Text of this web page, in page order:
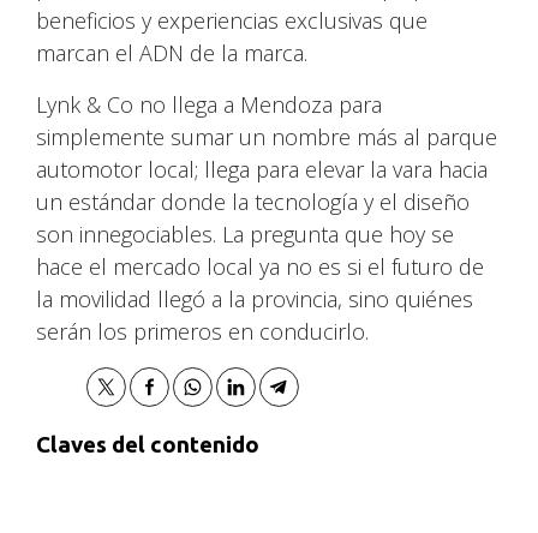
beneficios y experiencias exclusivas que
marcan el ADN de la marca.
Lynk & Co no llega a Mendoza para
simplemente sumar un nombre más al parque
automotor local; llega para elevar la vara hacia
un estándar donde la tecnología y el diseño
son innegociables. La pregunta que hoy se
hace el mercado local ya no es si el futuro de
la movilidad llegó a la provincia, sino quiénes
serán los primeros en conducirlo.
Claves del contenido